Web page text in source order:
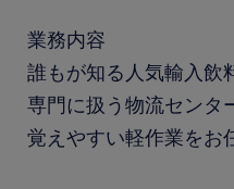
業務内容
誰もが知る人気輸入飲
専門に扱う物流センタ
覚えやすい軽作業をお